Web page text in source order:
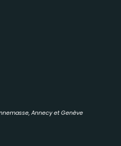
Annecy et Genève